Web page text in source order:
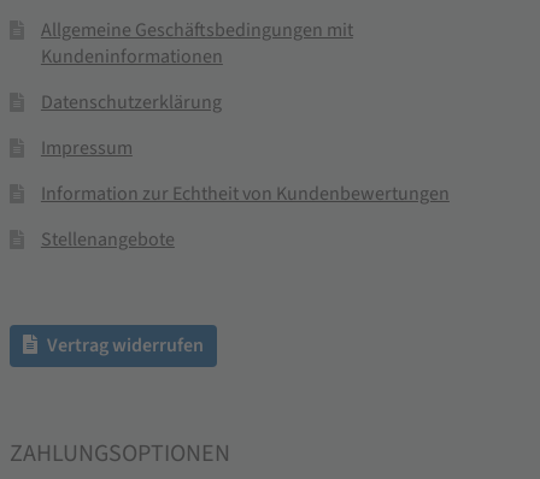
Allgemeine Geschäftsbedingungen mit
Kundeninformationen
Datenschutzerklärung
Impressum
Information zur Echtheit von Kundenbewertungen
Stellenangebote
Vertrag widerrufen
ZAHLUNGSOPTIONEN